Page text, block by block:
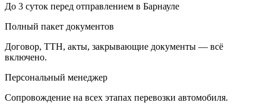
До 3 суток перед отправлением в Барнауле
Полный пакет документов
Договор, ТТН, акты, закрывающие документы — всё
включено.
Персональный менеджер
Сопровождение на всех этапах перевозки автомобиля.